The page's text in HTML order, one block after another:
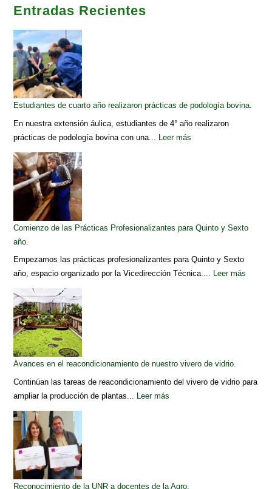
Entradas Recientes
Estudiantes de cuarto año realizaron prácticas de podología bovina.
En nuestra extensión áulica, estudiantes de 4° año realizaron
prácticas de podología bovina con una... Leer más
Comienzo de las Prácticas Profesionalizantes para Quinto y Sexto
año.
Empezamos las prácticas profesionalizantes para Quinto y Sexto
año, espacio organizado por la Vicedirección Técnica.... Leer más
Avances en el reacondicionamiento de nuestro vivero de vidrio.
Continúan las tareas de reacondicionamiento del vivero de vidrio para
ampliar la producción de plantas... Leer más
Reconocimiento de la UNR a docentes de la Agro.